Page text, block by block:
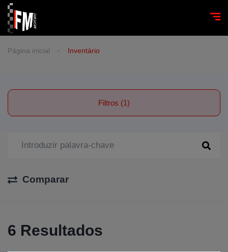
Página inicial Inventário
Filtros (1)
Comparar
6 Resultados